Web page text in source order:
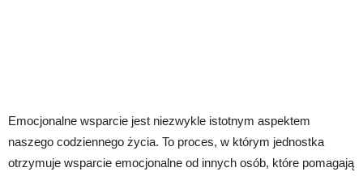
Emocjonalne wsparcie jest niezwykle istotnym aspektem
naszego codziennego życia. To proces, w którym jednostka
otrzymuje wsparcie emocjonalne od innych osób, które pomagają